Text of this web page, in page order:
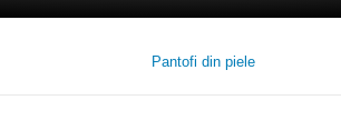
Pantofi din piele